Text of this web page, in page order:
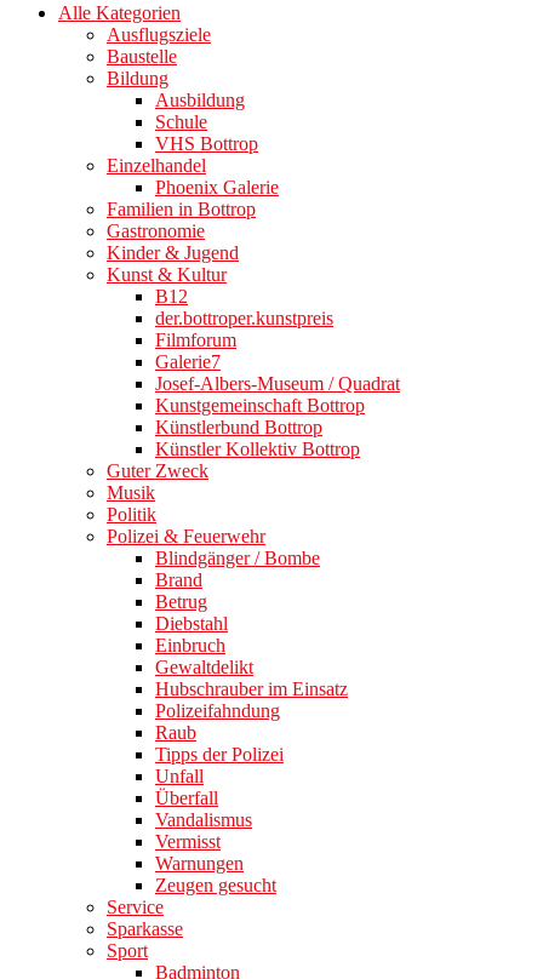
Alle Kategorien
Ausflugsziele
Baustelle
Bildung
Ausbildung
Schule
VHS Bottrop
Einzelhandel
Phoenix Galerie
Familien in Bottrop
Gastronomie
Kinder & Jugend
Kunst & Kultur
B12
der.bottroper.kunstpreis
Filmforum
Galerie7
Josef-Albers-Museum / Quadrat
Kunstgemeinschaft Bottrop
Künstlerbund Bottrop
Künstler Kollektiv Bottrop
Guter Zweck
Musik
Politik
Polizei & Feuerwehr
Blindgänger / Bombe
Brand
Betrug
Diebstahl
Einbruch
Gewaltdelikt
Hubschrauber im Einsatz
Polizeifahndung
Raub
Tipps der Polizei
Unfall
Überfall
Vandalismus
Vermisst
Warnungen
Zeugen gesucht
Service
Sparkasse
Sport
Badminton